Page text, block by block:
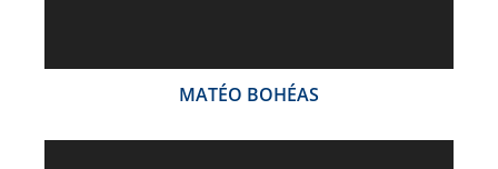
MATÉO BOHÉAS